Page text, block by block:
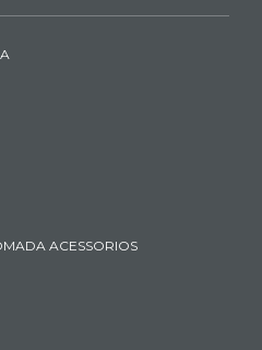
ACESSORIOS